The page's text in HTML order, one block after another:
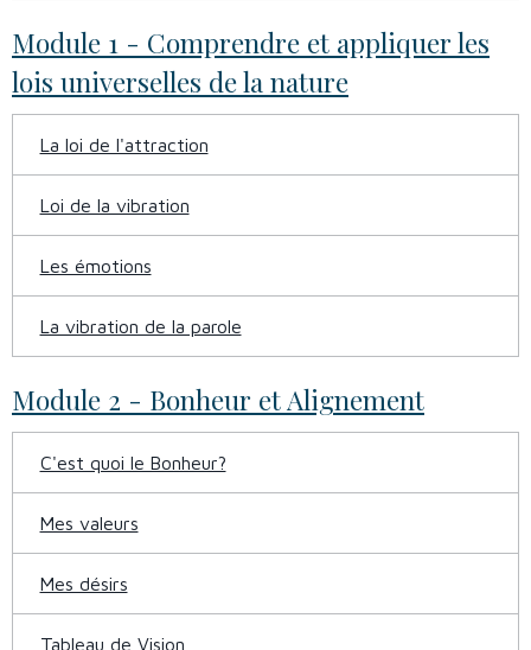
Module 1 - Comprendre et appliquer les
lois universelles de la nature
La loi de l'attraction
Loi de la vibration
Les émotions
La vibration de la parole
Module 2 - Bonheur et Alignement
C'est quoi le Bonheur?
Mes valeurs
Mes désirs
Tableau de Vision